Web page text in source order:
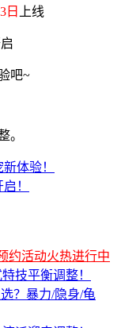
日 上线
吧~
。
体验！
！
约活动火热进行中
技平衡调整！
？暴力/隐身/龟